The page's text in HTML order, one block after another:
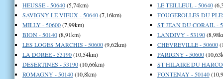
HEUSSE - 50640(5,74km)
SAVIGNY LE VIEUX - 50640(7,16km)
MILLY - 50600(7,99km)
BION - 50140(8,91km)
LES LOGES MARCHIS - 50600(9,62km)
LA DOREE - 53190(10,54km)
DESERTINES - 53190(10,66km)
ROMAGNY - 50140(10,8km)
LE TEILLEUL - 50640
FOUGEROLLES DU
ST JEAN DU CORAIL -
LANDIVY - 53190
CHEVREVILLE - 50600
PARIGNY - 50600
ST HILAIRE DU
FONTENAY - 50140